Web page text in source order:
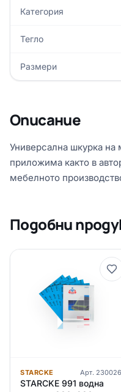
Категория
Тегло
Размери
Описание
Универсална шкурка на
приложима както в
мебелното
Подобни
STARCKE Арт. 230026
STARCKE 991 водна